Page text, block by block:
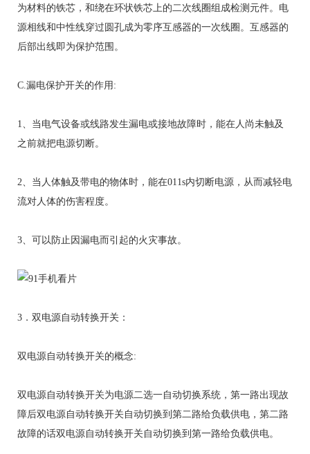
为材料的铁芯，和绕在环状铁芯上的二次线圈组成检测元件。电
源相线和中性线穿过圆孔成为零序互感器的一次线圈。互感器的
后部出线即为保护范围。
C.漏电保护开关的作用:
1、当电气设备或线路发生漏电或接地故障时，能在人尚未触及
之前就把电源切断。
2、当人体触及带电的物体时，能在011s内切断电源，从而减轻电
流对人体的伤害程度。
3、可以防止因漏电而引起的火灾事故。
3．双电源自动转换开关：
双电源自动转换开关的概念:
双电源自动转换开关为电源二选一自动切换系统，第一路出现故
障后双电源自动转换开关自动切换到第二路给负载供电，第二路
故障的话双电源自动转换开关自动切换到第一路给负载供电。